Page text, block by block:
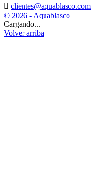
 clientes@aquablasco.com
© 2026 - Aquablasco
Cargando...
Volver arriba